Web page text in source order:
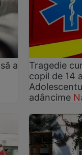
a
Tragedie
copil de 14
adâncime